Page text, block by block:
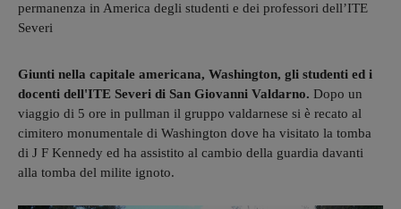
permanenza in America degli studenti e dei professori dell’ITE
Severi
Giunti nella capitale americana, Washington, gli studenti ed i
docenti dell'ITE Severi di San Giovanni Valdarno. Dopo un
viaggio di 5 ore in pullman il gruppo valdarnese si è recato al
cimitero monumentale di Washington dove ha visitato la tomba
di J F Kennedy ed ha assistito al cambio della guardia davanti
alla tomba del milite ignoto.